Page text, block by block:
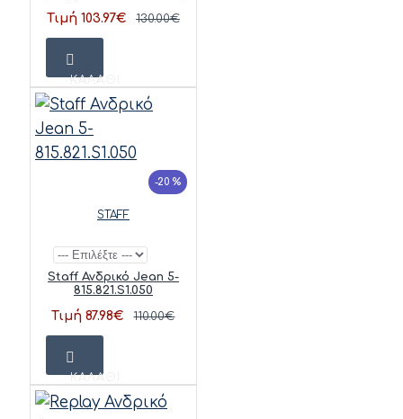
Τιμή 103.97€ 130.00€
ΚΑΛΆΘΙ
-20 %
STAFF
Staff Ανδρικό Jean 5-
815.821.S1.050
Τιμή 87.98€ 110.00€
ΚΑΛΆΘΙ